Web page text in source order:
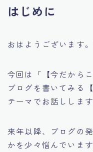
はじめに
おはようございます。
今回は「【今だから
ブログを書いてみる
テーマでお話しします
来年以降、ブログの
かを少々悩んでいま